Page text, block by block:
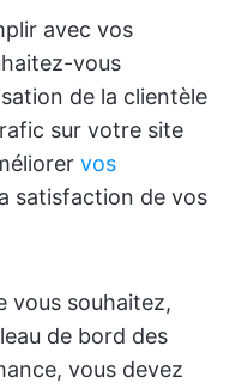
avec vos
vous
de la clientèle
sur votre site
vos
satisfaction de vos
vous souhaitez,
de bord des
vous devez